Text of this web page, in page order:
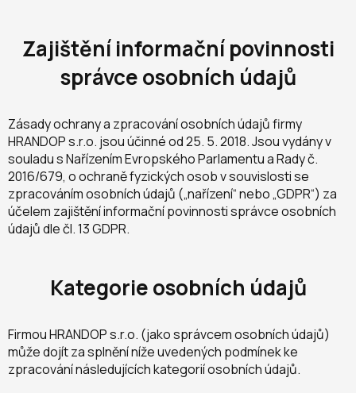
Zajištění informační povinnosti
správce osobních údajů
Zásady ochrany a zpracování osobních údajů firmy
HRANDOP s.r.o. jsou účinné od 25. 5. 2018. Jsou vydány v
souladu s Nařízením Evropského Parlamentu a Rady č.
2016/679, o ochraně fyzických osob v souvislosti se
zpracováním osobních údajů („nařízení“ nebo „GDPR“) za
účelem zajištění informační povinnosti správce osobních
údajů dle čl. 13 GDPR.
Kategorie osobních údajů
Firmou HRANDOP s.r.o. (jako správcem osobních údajů)
může dojít za splnění níže uvedených podmínek ke
zpracování následujících kategorií osobních údajů.